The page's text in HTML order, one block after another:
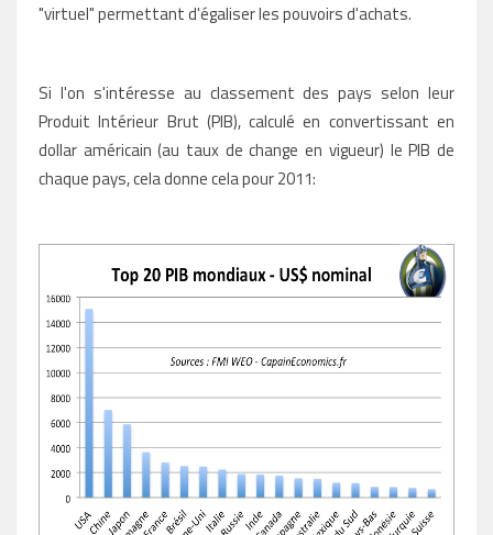
"virtuel" permettant d'égaliser les pouvoirs d'achats.
Si l'on s'intéresse au classement des pays selon leur
Produit Intérieur Brut (PIB), calculé en convertissant en
dollar américain (au taux de change en vigueur) le PIB de
chaque pays, cela donne cela pour 2011: